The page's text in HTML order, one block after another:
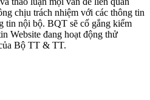
chịu trách nhiệm với các thông tin
tin nội bộ. BQT sẽ cố gắng kiểm
Website đang hoạt động thử
Bộ TT & TT.